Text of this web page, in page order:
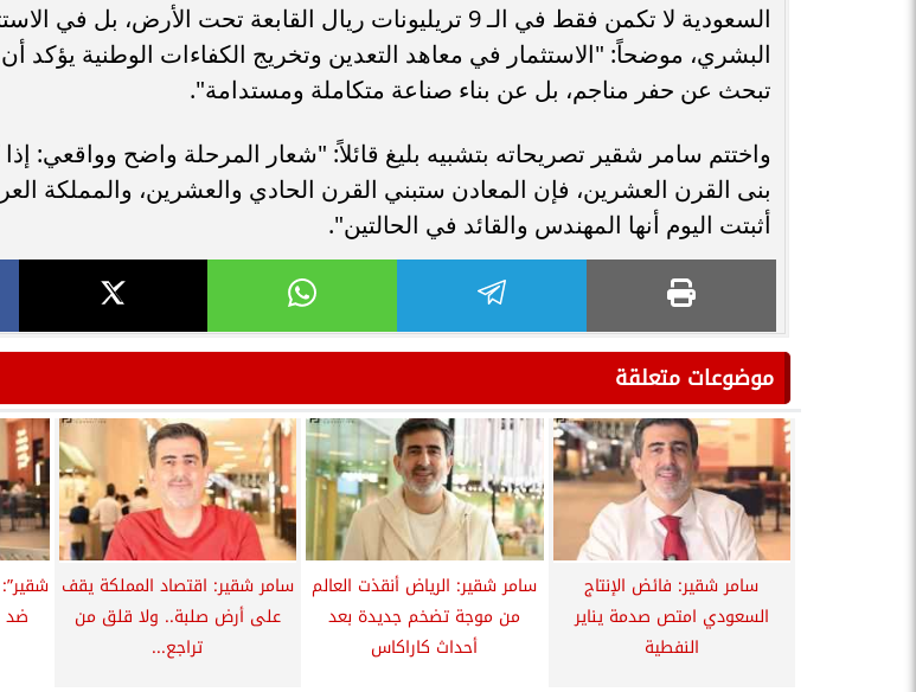
السعودية لا تكمن فقط في الـ 9 تريليونات ريال القابعة تحت الأرض،
تبحث عن حفر مناجم، بل عن بناء صناعة متكاملة ومستدامة".
واختتم سامر شقير تصريحاته بتشبيه بليغ قائلاً: "شعار المرحلة واضح وواقعي:
بنى القرن العشرين، فإن المعادن ستبني القرن الحادي والعشرين، والمملكة
أثبتت اليوم أنها المهندس والقائد في الحالتين".
موضوعات متعلقة
سامر شقير: فائض الإنتاج
السعودي امتص صدمة يناير
النفطية
سامر شقير: الرياض أنقذت العالم
من موجة تضخم جديدة بعد
أحداث كاراكاس
سامر شقير: اقتصاد المملكة يقف
على أرض صلبة.. ولا قلق من
تراجع...
ضد